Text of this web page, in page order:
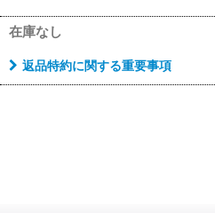
在庫なし
返品特約に関する重要事項